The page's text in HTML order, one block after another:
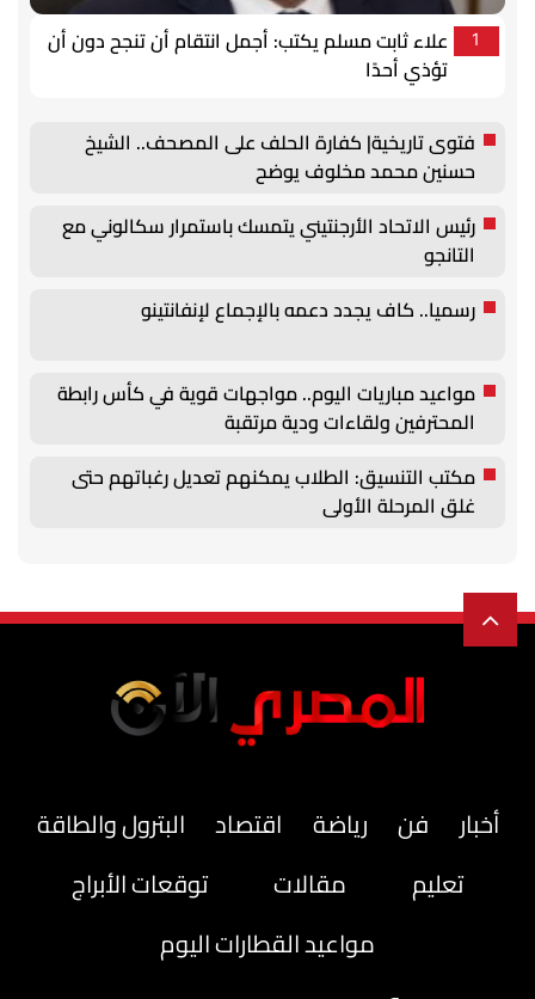
1
علاء ثابت مسلم يكتب: أجمل انتقام أن تنجح دون أن
تؤذي أحدًا
فتوى تاريخية| كفارة الحلف على المصحف.. الشيخ
حسنين محمد مخلوف يوضح
رئيس الاتحاد الأرجنتيني يتمسك باستمرار سكالوني مع
التانجو
رسميا.. كاف يجدد دعمه بالإجماع لإنفانتينو
مواعيد مباريات اليوم.. مواجهات قوية في كأس رابطة
المحترفين ولقاءات ودية مرتقبة
مكتب التنسيق: الطلاب يمكنهم تعديل رغباتهم حتى
غلق المرحلة الأولى
أخبار فن رياضة اقتصاد
البترول والطاقة
تعليم
مقالات
توقعات الأبراج
مواعيد القطارات اليوم